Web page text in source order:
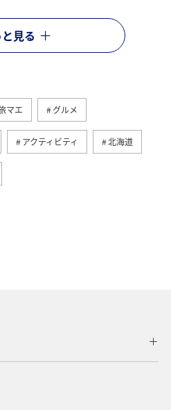
見る
マエ グルメ
アクティビティ 北海道
福岡県 高知県